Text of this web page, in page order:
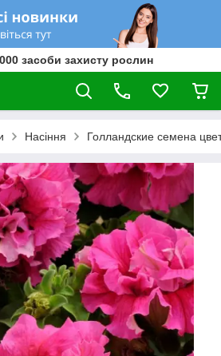
засоби захисту рослин
Насіння Голландские семена